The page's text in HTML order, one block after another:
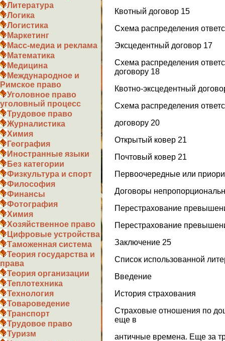
Литература
Логика
Логистика
Маркетинг
Масс-медиа и реклама
Математика
Медицина
Международное и
Римское право
Уголовное право
уголовный процесс
Трудовое право
Журналистика
Химия
География
Иностранные языки
Без категории
Физкультура и спорт
Философия
Финансы
Фотография
Химия
Хозяйственное право
Цифровые устройства
Таможенная система
Теория государства и
права
Теория организации
Теплотехника
Технология
Товароведение
Транспорт
Трудовое право
Туризм
Квотный договор 15
Схема распределения
Эксцедентный договор 17
Схема распределения
договору 18
Квотно-эксцедентный
Схема распределения
договору 20
Открытый ковер 21
Почтовый ковер 21
Первоочередные или
Договоры
Перестрахование
Перестрахование
Заключение 25
Список использованной
Введение
История страхования
Страховые отношения по
еще в
античные времена. Еще за